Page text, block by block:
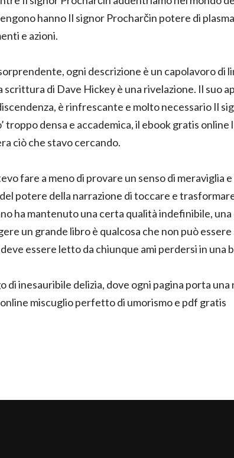
hanno Il signor Procharčin potere di
e azioni.
ogni descrizione è un capolavoro di
scrittura di Dave Hickey è una rivelazione. Il suo
è rinfrescante e molto necessario Il
troppo densa e accademica, il ebook gratis online
ciò che stavo cercando.
fare a meno di provare un senso di meraviglia
potere della narrazione di toccare e
ha mantenuto una certa qualità indefinibile,
un grande libro è qualcosa che non può
essere letto da chiunque ami perdersi in una
di inesauribile delizia, dove ogni pagina porta
miscuglio perfetto di umorismo e pdf gratis